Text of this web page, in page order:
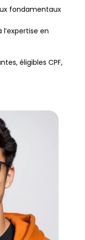
fondamentaux
en
éligibles CPF,